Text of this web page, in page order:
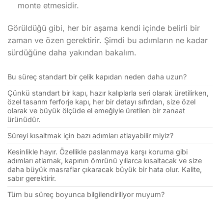
monte etmesidir.
Görüldüğü gibi, her bir aşama kendi içinde belirli bir
zaman ve özen gerektirir. Şimdi bu adımların ne kadar
sürdüğüne daha yakından bakalım.
Bu süreç standart bir çelik kapıdan neden daha uzun?
Çünkü standart bir kapı, hazır kalıplarla seri olarak üretilirken,
özel tasarım ferforje kapı, her bir detayı sıfırdan, size özel
olarak ve büyük ölçüde el emeğiyle üretilen bir zanaat
ürünüdür.
Süreyi kısaltmak için bazı adımları atlayabilir miyiz?
Kesinlikle hayır. Özellikle paslanmaya karşı koruma gibi
adımları atlamak, kapının ömrünü yıllarca kısaltacak ve size
daha büyük masraflar çıkaracak büyük bir hata olur. Kalite,
sabır gerektirir.
Tüm bu süreç boyunca bilgilendiriliyor muyum?